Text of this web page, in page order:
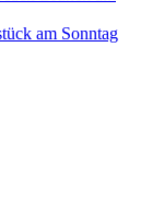
am Sonntag